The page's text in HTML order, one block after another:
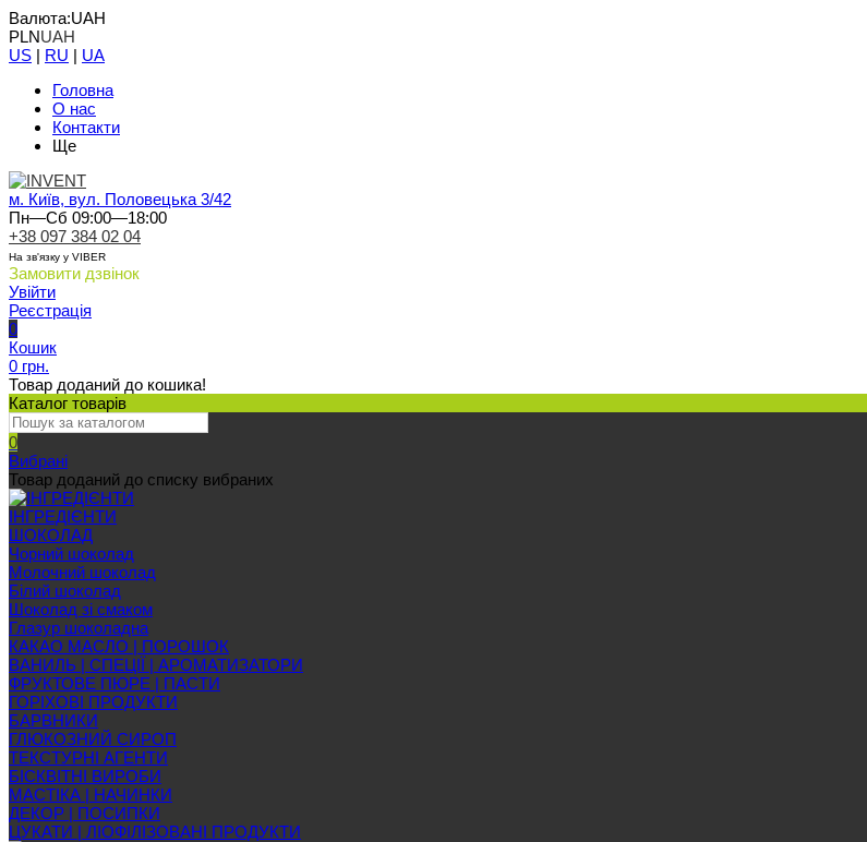
Валюта:UAH
PLNUAH
US | RU | UA
Головна
О нас
Контакти
Ще
м. Київ, вул. Половецька 3/42
Пн—Сб 09:00—18:00
+38 097 384 02 04
На зв'язку у VIBER
Замовити дзвінок
Увійти
Реєстрація
0
Кошик
0 грн.
Товар доданий до кошика!
Каталог товарів
0
Вибрані
Товар доданий до списку вибраних
ІНГРЕДІЄНТИ
ШОКОЛАД
Чорний шоколад
Молочний шоколад
Білий шоколад
Шоколад зі смаком
Глазур шоколадна
КАКАО МАСЛО | ПОРОШОК
ВАНИЛЬ | СПЕЦІЇ | АРОМАТИЗАТОРИ
ФРУКТОВЕ ПЮРЕ | ПАСТИ
ГОРІХОВІ ПРОДУКТИ
БАРВНИКИ
ГЛЮКОЗНИЙ СИРОП
ТЕКСТУРНІ АГЕНТИ
БІСКВІТНІ ВИРОБИ
МАСТІКА | НАЧИНКИ
ДЕКОР | ПОСИПКИ
ЦУКАТИ | ЛІОФІЛІЗОВАНІ ПРОДУКТИ